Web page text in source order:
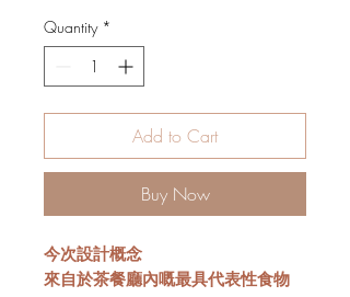
Quantity *
Add to Cart
Buy Now
今次設計概念
來自於茶餐廳內嘅最具代表性食物